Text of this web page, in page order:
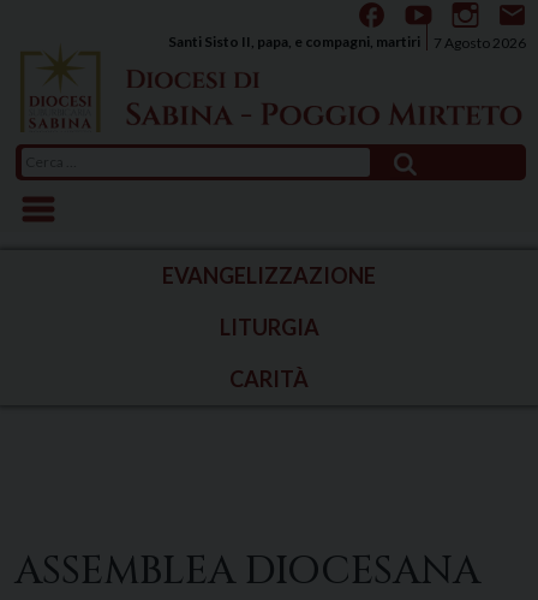
content
7 Agosto 2026
Santi Sisto II, papa, e compagni, martiri
per:
EVANGELIZZAZIONE
LITURGIA
CARITÀ
ASSEMBLEA DIOCESANA